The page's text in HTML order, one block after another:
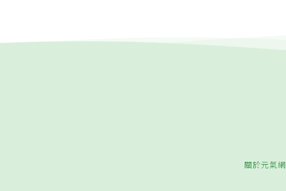
關於元氣網